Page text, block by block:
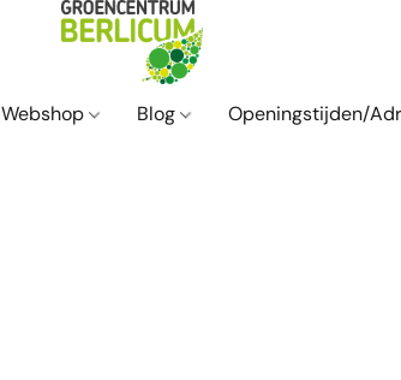
Webshop Blog Openingstijden/